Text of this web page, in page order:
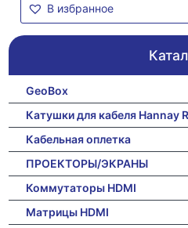
В избранное
GeoBox
Катушки для кабеля Hannay
Кабельная оплетка
ПРОЕКТОРЫ/ЭКРАНЫ
Коммутаторы HDMI
Матрицы HDMI